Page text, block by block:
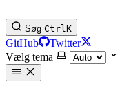
Søg CtrlK
GitHub
Twitter
Vælg tema